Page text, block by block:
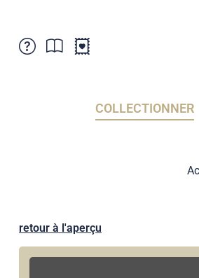
Points de vente
AbonnementCOLLECTIONNER
retour à l'aperçu